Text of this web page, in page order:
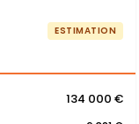
ESTIMATION
134 000 €